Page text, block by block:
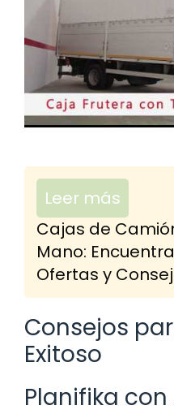
Leer más
Cajas de
Mano:
Ofertas y
Consejos
Exitoso
Planifika